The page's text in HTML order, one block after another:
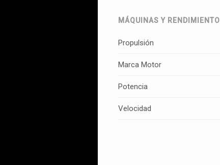
MÁQUINAS Y RENDIMIENTO
Propulsión
Marca Motor
Potencia
Velocidad